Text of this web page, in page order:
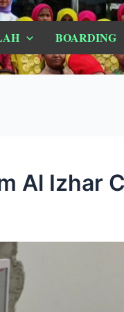
BOARDING
Al Izhar